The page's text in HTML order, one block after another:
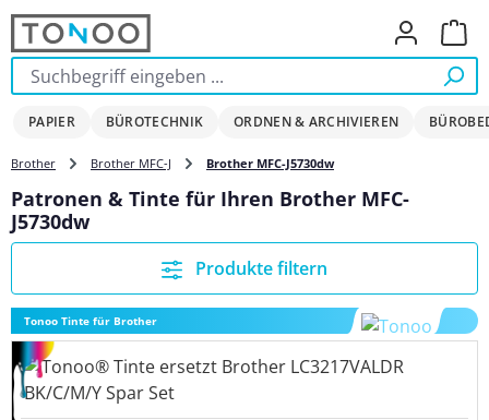
Zum Hauptinhalt springen
PAPIER BÜROTECHNIK ORDNEN & ARCHIVIEREN
Brother Brother MFC-J Brother MFC-J5730dw
Patronen & Tinte für Ihren Brother MFC-
J5730dw
Produkte filtern
Tonoo Tinte für Brother